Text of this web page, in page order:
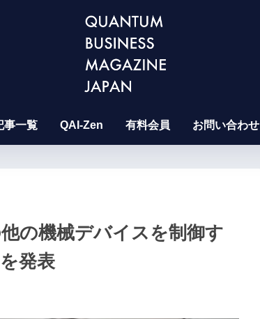
事一覧 QAI-Zen 有料会員 お問い合わせ
の機械デバイスを制御す
発表